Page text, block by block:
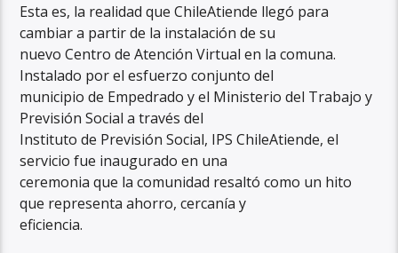
Esta es, la realidad que ChileAtiende llegó para
cambiar a partir de la instalación de su
nuevo Centro de Atención Virtual en la comuna.
Instalado por el esfuerzo conjunto del
municipio de Empedrado y el Ministerio del Trabajo y
Previsión Social a través del
Instituto de Previsión Social, IPS ChileAtiende, el
servicio fue inaugurado en una
ceremonia que la comunidad resaltó como un hito
que representa ahorro, cercanía y
eficiencia.